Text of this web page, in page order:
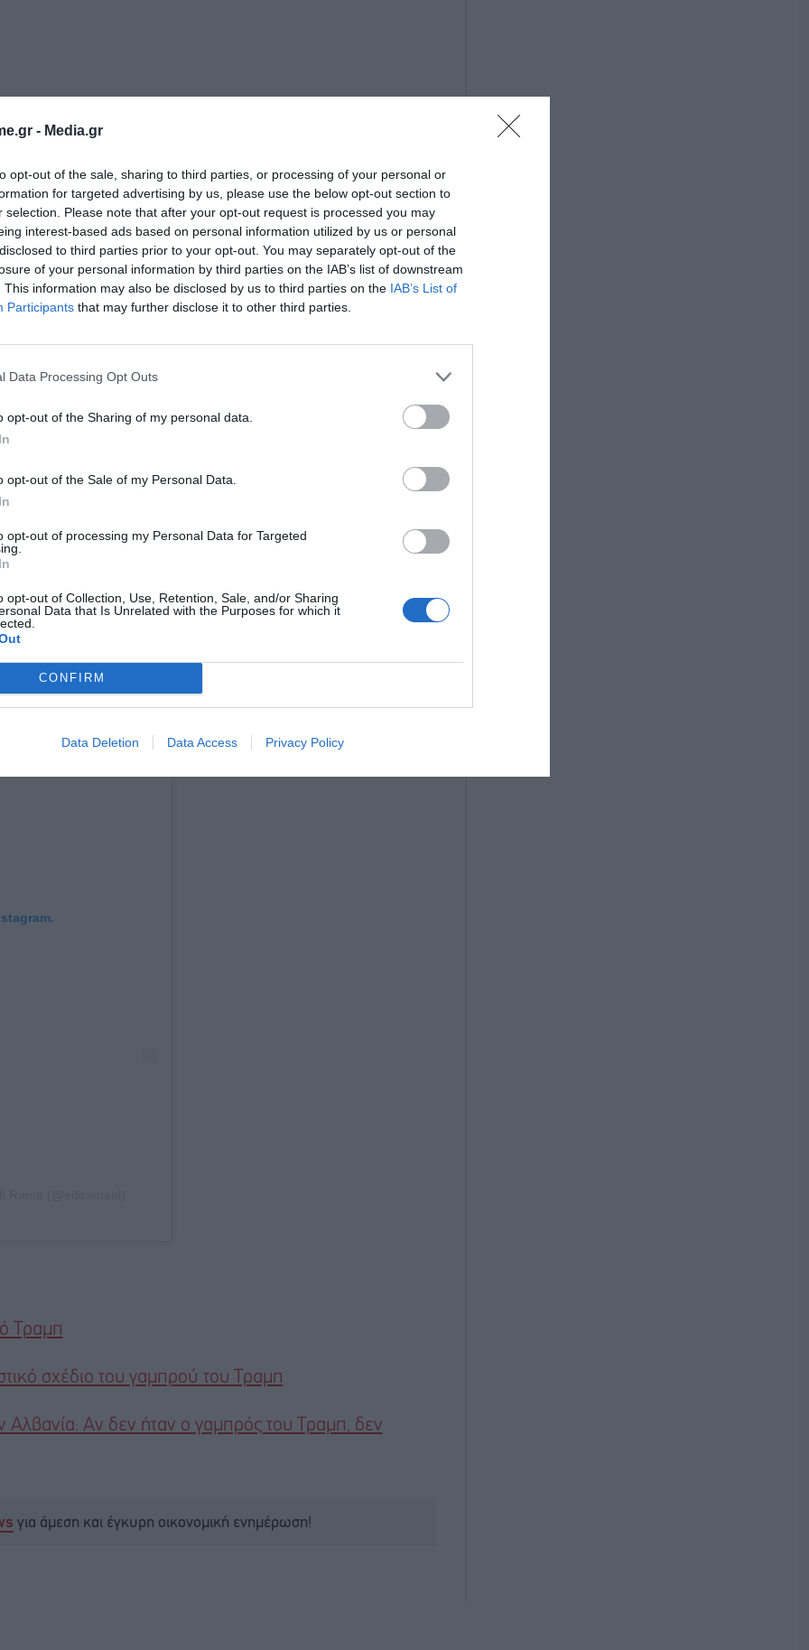
- Media.gr
opt-out of the sale, sharing to third parties, or processing of your personal or
for targeted advertising by us, please use the below opt-out section to
selection. Please note that after your opt-out request is processed you may
interest-based ads based on personal information utilized by us or personal
to third parties prior to your opt-out. You may separately opt-out of the
of your personal information by third parties on the IAB’s list of downstream
This information may also be disclosed by us to third parties on the IAB’s List of
Participants that may further disclose it to other third parties.
Data Processing Opt Outs
opt-out of the Sharing of my personal data.
opt-out of the Sale of my Personal Data.
opt-out of processing my Personal Data for Targeted
opt-out of Collection, Use, Retention, Sale, and/or Sharing
Data that Is Unrelated with the Purposes for which it
CONFIRM
Data Deletion Data Access Privacy Policy
πολλοί influencers κερδίζουν χρήματα
μίντια, χωρίς όμως να καταβάλλουν φόρους στο
ο ένας τον άλλον, ο ένας ντυμένος
για να δούμε ποιος θα κερδίσει», είχε
Τραμπ
σχέδιο του γαμπρού του Τραμπ
Αλβανία: Αν δεν ήταν ο γαμπρός του Τραμπ, δεν
για άμεση και έγκυρη οικονομική ενημέρωση!
Εγγραφή στο
Αποδέχομαι τους